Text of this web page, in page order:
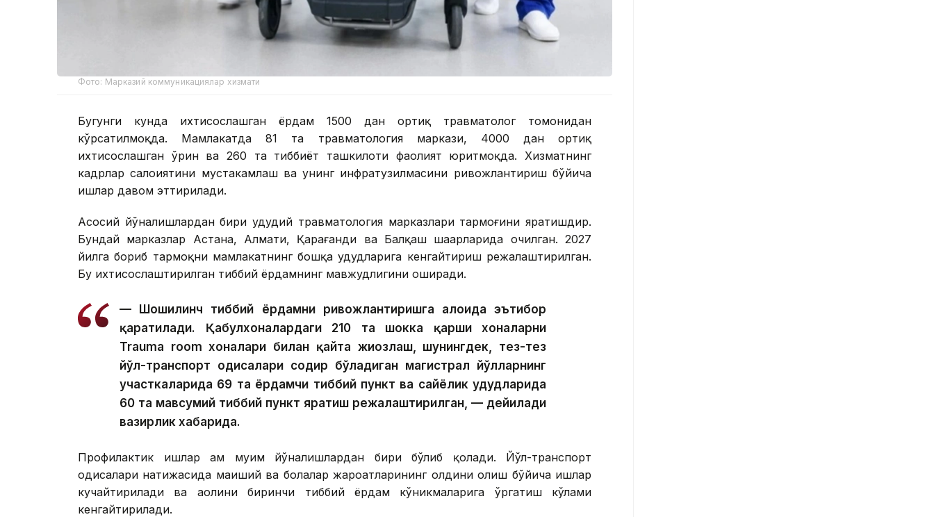
Фото: Марказий коммуникациялар хизмати
Бугунги кунда ихтисослашган ёрдам 1500 дан ортиқ травматолог томонидан
кўрсатилмоқда. Мамлакатда 81 та травматология маркази, 4000 дан ортиқ
ихтисослашган ўрин ва 260 та тиббиёт ташкилоти фаолият юритмоқда. Хизматнинг
кадрлар салоҳиятини мустаҳкамлаш ва унинг инфратузилмасини ривожлантириш бўйича
ишлар давом эттирилади.
Асосий йўналишлардан бири ҳудудий травматология марказлари тармоғини яратишдир.
Бундай марказлар Астана, Алмати, Қарағанди ва Балқаш шаҳарларида очилган. 2027
йилга бориб тармоқни мамлакатнинг бошқа ҳудудларига кенгайтириш режалаштирилган.
Бу ихтисослаштирилган тиббий ёрдамнинг мавжудлигини оширади.
— Шошилинч тиббий ёрдамни ривожлантиришга алоҳида эътибор
қаратилади. Қабулхоналардаги 210 та шокка қарши хоналарни
Trauma room хоналари билан қайта жиҳозлаш, шунингдек, тез-тез
йўл-транспорт ҳодисалари содир бўладиган магистрал йўлларнинг
участкаларида 69 та ёрдамчи тиббий пункт ва сайёҳлик ҳудудларида
60 та мавсумий тиббий пункт яратиш режалаштирилган, — дейилади
вазирлик хабарида.
Профилактик ишлар ҳам муҳим йўналишлардан бири бўлиб қолади. Йўл-транспорт
ҳодисалари натижасида маиший ва болалар жароҳатларининг олдини олиш бўйича ишлар
кучайтирилади ва аҳолини биринчи тиббий ёрдам кўникмаларига ўргатиш кўлами
кенгайтирилади.